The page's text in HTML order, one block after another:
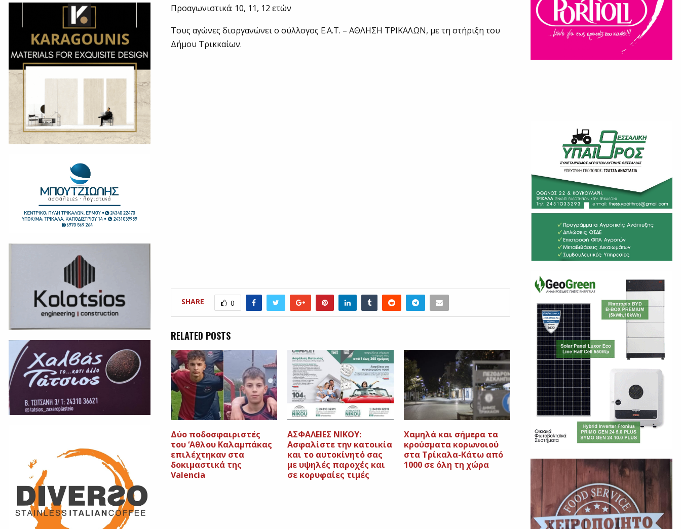
Προαγωνιστικά: 10, 11, 12 ετών
Τους αγώνες διοργανώνει ο σύλλογος Ε.Α.Τ. – ΑΘΛΗΣΗ ΤΡΙΚΑΛΩΝ, με τη στήριξη του
Δήμου Τρικκαίων.
SHARE 0
RELATED POSTS
Δύο ποδοσφαιριστές
του ‘Αθλου Καλαμπάκας
επιλέχτηκαν στα
δοκιμαστικά της
Valencia
AΣΦΑΛΕΙΕΣ ΝΙΚΟΥ:
Ασφαλίστε την κατοικία
και το αυτοκίνητό σας
με υψηλές παροχές και
σε κορυφαίες τιμές
Χαμηλά και σήμερα τα
κρούσματα κορωνοιού
στα Τρίκαλα-Κάτω από
1000 σε όλη τη χώρα